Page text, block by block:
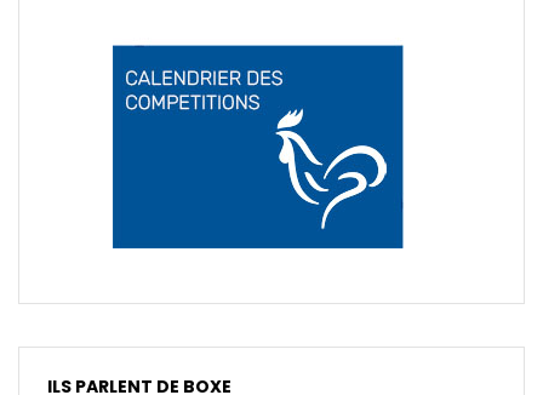
ILS PARLENT DE BOXE